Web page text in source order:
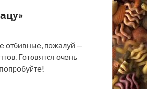
отбивные, пожалуй —
Готовятся очень